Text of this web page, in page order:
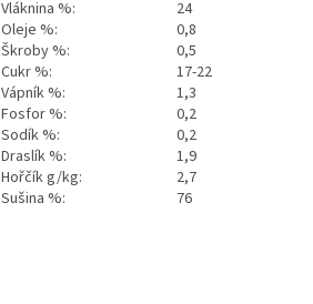
Vláknina %:
24
Oleje %:
0,8
Škroby %:
0,5
Cukr %:
17-22
Vápník %:
1,3
Fosfor %:
0,2
Sodík %:
0,2
Draslík %:
1,9
Hořčík g/kg:
2,7
Sušina %:
76